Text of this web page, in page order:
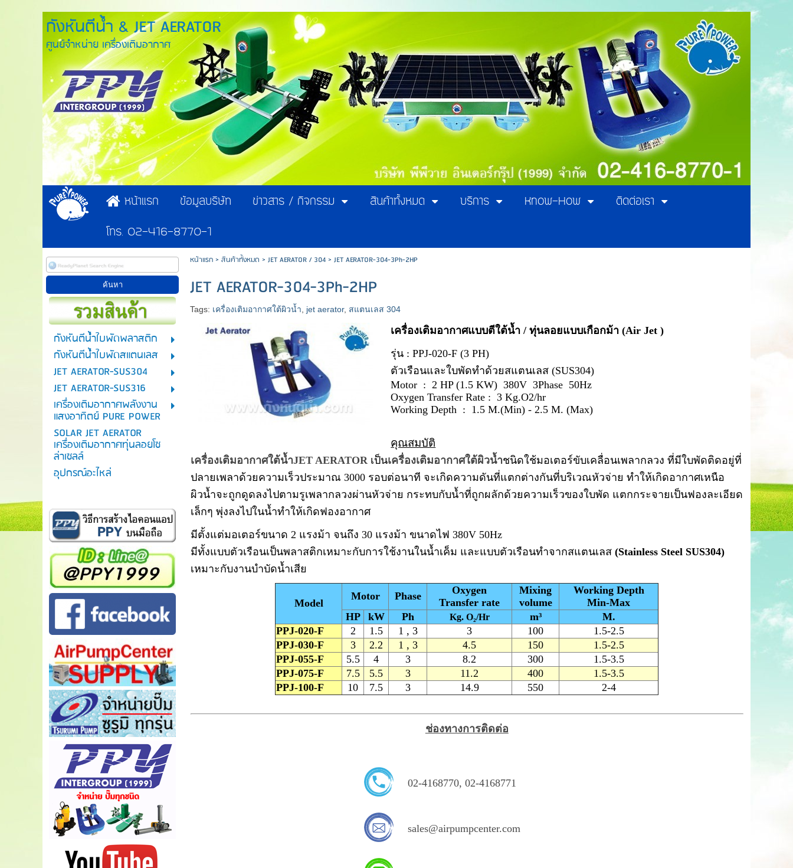
กังหันตีน้ำ & JET AERATOR
ศูนย์จำหน่าย เครื่องเติมอากาศ
หน้าแรก ข้อมูลบริษัท ข่าวสาร / กิจกรรม สินค้าทั้งหมด บริการ Know-How ติดต่อเรา
โทร. 02-416-8770-1
กังหันตีน้ำใบพัดพลาสติก
กังหันตีน้ำใบพัดสแตนเลส
JET AERATOR-SUS304
JET AERATOR-SUS316
เครื่องเติมอากาศพลังงาน
แสงอาทิตย์ PURE POWER
SOLAR JET AERATOR
เครื่องเติมอากาศทุ่นลอยโซ
ล่าเซลล์
อุปกรณ์อะไหล่
หน้าแรก> สินค้าทั้งหมด > JET AERATOR / 304> JET AERATOR-304-3Ph-2HP
JET AERATOR-304-3Ph-2HP
Tags: เครื่องเติมอากาศใต้ผิวน้ำ jet aerator, สแตนเลส 304
เครื่องเติมอากาศแบบตีใต้น้ำ / ทุ่นลอยแบบเกือกม้า (Air Jet )
รุ่น : PPJ-020-F (3 PH)
ตัวเรือนและใบพัดทำด้วยสแตนเลส (SUS304)
Motor : 2 HP (1.5 KW) 380V 3Phase 50Hz
Oxygen Transfer Rate : 3 Kg.O2/hr
Working Depth : 1.5 M.(Min) - 2.5 M. (Max)
คุณสมบัติ
เครื่องเติมอากาศใต้น้ำJET AERATORเป็นเครื่องเติมอากาศใต้ผิวน้ำชนิดใช้มอเตอร์ขับเคลื่อนเพลากลวง ที่มีใบพัดติดอยู่ที่
ปลายเพลาด้วยความเร็วประมาณ 3000 รอบต่อนาที จะเกิดความดันที่แตกต่างกันที่บริเวณหัวจ่าย ทำให้เกิดอากาศเหนือ
ผิวน้ำจะถูกดูดลงไปตามรูเพลากลวงผ่านหัวจ่าย กระทบกับน้ำที่ถูกผลักด้วยความเร็วของใบพัด แตกกระจายเป็นฟองละเอียด
เล็กๆ พุ่งลงไปในน้ำทำให้เกิดฟองอากาศ
มีตั้งแต่มอเตอร์ขนาด 2 แรงม้า จนถึง 30 แรงม้า ขนาดไฟ 380V 50Hz
มีทั้งแบบตัวเรือนเป็นพลาสติกเหมาะกับการใช้งานในน้ำเค็ม และแบบตัวเรือนทำจากสแตนเลส (Stainless Steel SUS304)
เหมาะกับงานบำบัดน้ำเสีย
Model
Motor Phase
Oxygen
Transfer rate
Mixing
volume
Working Depth
Min-Max
HP
kW Ph Kg. O₂/Hr m³
M.
PPJ-020-F
2 1.5 1 , 3 3 100
1.5-2.5
PPJ-030-F
3 2.2 1 , 3 4.5 150
1.5-2.5
PPJ-055-F
5.5 4 3 8.2 300
1.5-3.5
PPJ-075-F
7.5 5.5 3 11.2 400
1.5-3.5
PPJ-100-F
10 7.5 3 14.9 550 2-4
ช่องทางการติดต่อ
02-4168770,02-4168771
sales@airpumpcenter.com